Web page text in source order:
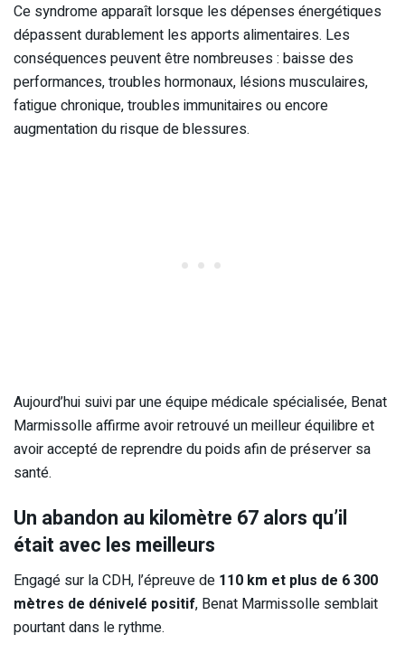
Ce syndrome apparaît lorsque les dépenses énergétiques
dépassent durablement les apports alimentaires. Les
conséquences peuvent être nombreuses : baisse des
performances, troubles hormonaux, lésions musculaires,
fatigue chronique, troubles immunitaires ou encore
augmentation du risque de blessures.
Aujourd’hui suivi par une équipe médicale spécialisée, Benat
Marmissolle affirme avoir retrouvé un meilleur équilibre et
avoir accepté de reprendre du poids afin de préserver sa
santé.
Un abandon au kilomètre 67 alors qu’il
était avec les meilleurs
Engagé sur la CDH, l’épreuve de 110 km et plus de 6 300
mètres de dénivelé positif, Benat Marmissolle semblait
pourtant dans le rythme.